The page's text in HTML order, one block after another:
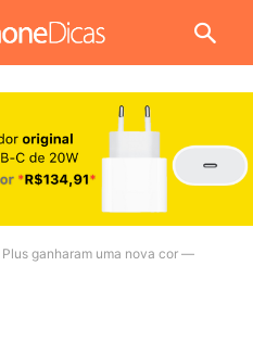
Plus ganharam uma nova cor —